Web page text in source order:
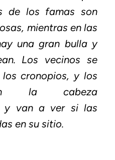
de los famas son
mientras en las
una gran bulla y
Los vecinos se
cronopios, y los
la cabeza
y van a ver si las
en su sitio.